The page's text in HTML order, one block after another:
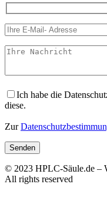
Ich habe die
diese.
Zur
© 2023 HPLC-Säule.de –
All rights reserved